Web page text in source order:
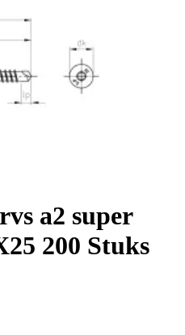
a2 super
200 Stuks